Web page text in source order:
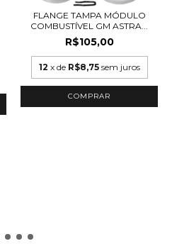
FLANGE TAMPA MÓDULO
COMBUSTÍVEL GM ASTRA...
R$105,00
12 x de R$8,75 sem juros